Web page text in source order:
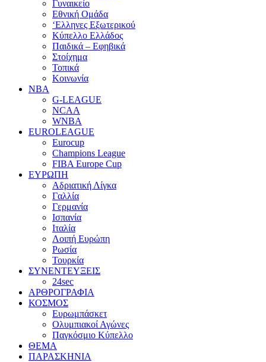
Γυναικείο
Εθνική Ομάδα
‘Ελληνες Εξωτερικού
Κύπελλο Ελλάδος
Παιδικά – Εφηβικά
Στοίχημα
Τοπικά
Κοινωνία
NBA
G-LEAGUE
NCAA
WNBA
ΕUROLEAGUE
Eurocup
Champions League
FIBA Europe Cup
ΕΥΡΩΠΗ
Αδριατική Λίγκα
Γαλλία
Γερμανία
Ισπανία
Ιταλία
Λοιπή Ευρώπη
Ρωσία
Τουρκία
ΣΥΝΕΝΤΕΥΞΕΙΣ
24sec
ΑΡΘΡΟΓΡΑΦΙΑ
ΚΟΣΜΟΣ
Ευρωμπάσκετ
Ολυμπιακοί Αγώνες
Παγκόσμιο Κύπελλο
ΘΕΜΑ
ΠΑΡΑΣΚΗΝΙΑ